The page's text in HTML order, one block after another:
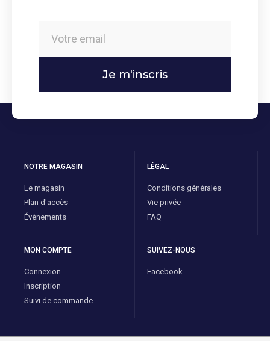
Je m'inscris
NOTRE MAGASIN
Le magasin
Plan d'accès
Évènements
LÉGAL
Conditions générales
Vie privée
FAQ
MON COMPTE
Connexion
Inscription
Suivi de commande
SUIVEZ-NOUS
Facebook